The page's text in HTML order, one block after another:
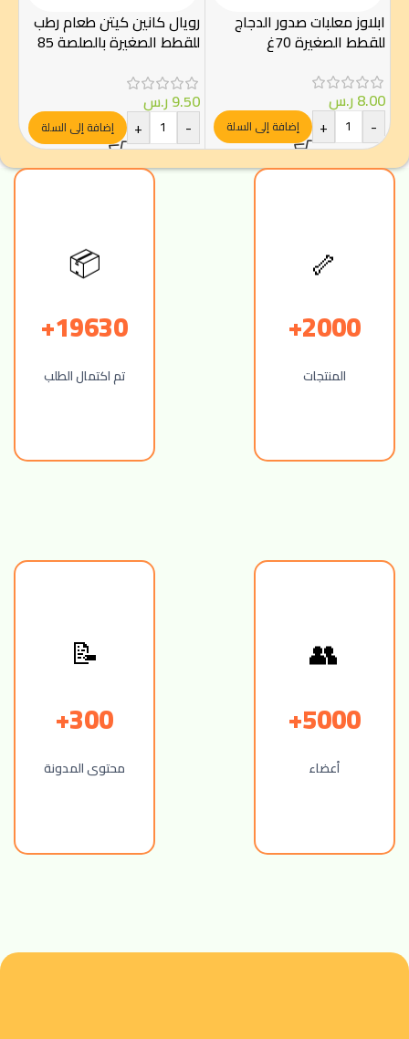
ابلاوز معلبات صدور الدجاج
للقطط الصغيرة 70غ
8.00ر.س
-
+ إضافة إلى السلة
رويال كانين كيتن طعام رطب
للقطط الصغيرة بالصلصة 85
9.50ر.س
-
+ إضافة إلى السلة
🦴
2000+
المنتجات
📦
19630+
تم اكتمال الطلب
👥
5000+
أعضاء
📝
300+
محتوى المدونة